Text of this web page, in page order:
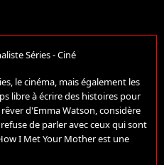
Séries - Ciné
le cinéma, mais également les
libre à écrire des histoires pour
d'Emma Watson, considère
de parler avec ceux qui sont
I Met Your Mother est une